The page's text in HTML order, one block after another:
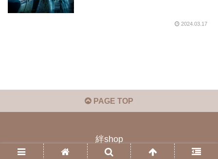
2024.03.17
PAGE TOP
絆shop
© 2023 絆shop.